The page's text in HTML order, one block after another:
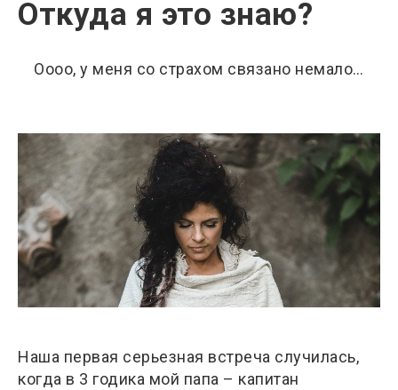
Откуда я это знаю?
Оооо, у меня со страхом связано немало…
Наша первая серьезная встреча случилась,
когда в 3 годика мой папа – капитан